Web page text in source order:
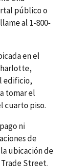
público o
al 1-800-
en el
edificio,
tomar el
cuarto piso.
ni
de
ubicación de
Street.